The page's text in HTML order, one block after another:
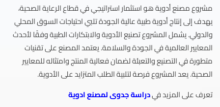
مشروع مصنع أدوية هو استثمار استراتيجي في قطاع الرعاية الصحية،
يهدف إلى إنتاج أدوية طبية عالية الجودة تلبي احتياجات السوق المحلي
والدولي. يشمل المشروع تصنيع الأدوية والابتكارات الطبية وفقًا لأحدث
المعايير العالمية في الجودة والسلامة. يعتمد المصنع على تقنيات
متطورة في التصنيع والتعبئة لضمان فعالية المنتج وامتثاله للمعايير
الصحية. يعد المشروع فرصة لتلبية الطلب المتزايد على الأدوية.
تعرف على المزيد فيدراسة جدوى لمصنع ادوية